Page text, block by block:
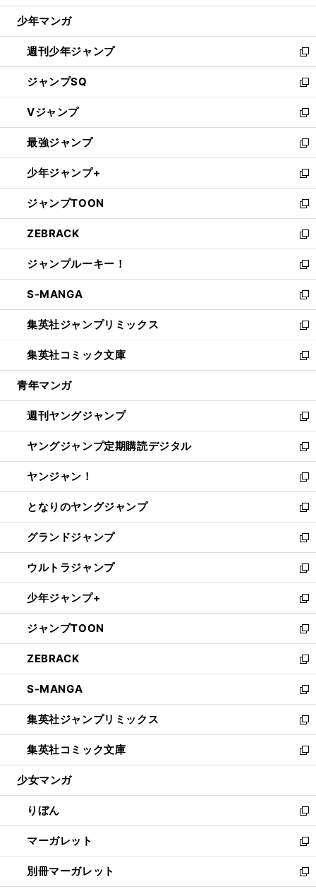
ウ
開
く
少年マンガ
週刊少年ジャンプ
新
し
い
ウ
ィ
ン
ド
ウ
で
開
く
ジャンプSQ
新
し
い
ウ
ィ
ン
ド
ウ
で
開
く
Vジャンプ
新
し
い
ウ
ィ
ン
ド
ウ
で
開
く
最強ジャンプ
新
し
い
ウ
ィ
ン
ド
ウ
で
開
く
少年ジャンプ+
新
し
い
ウ
ィ
ン
ド
ウ
で
開
く
ジャンプTOON
新
し
い
ウ
ィ
ン
ド
ウ
で
開
く
ZEBRACK
新
し
い
ウ
ィ
ン
ド
ウ
で
開
ジャンプルーキー！
新
し
い
ウ
ィ
ン
ド
ウ
開
く
S-MANGA
新
し
い
ウ
ィ
ン
ウ
で
開
く
集英社ジャンプリミックス
新
し
い
ウ
ン
ド
ウ
で
開
く
集英社コミック文庫
新
し
ウ
ィ
ン
ド
ウ
で
開
く
青年マンガ
週刊ヤングジャンプ
新
し
い
ウ
ィ
ン
ド
ウ
で
開
く
ヤングジャンプ定期購読デジタル
新
し
い
ウ
ィ
ン
ド
ウ
で
開
く
ヤンジャン！
新
し
い
ウ
ィ
ン
ド
ウ
で
開
く
となりのヤングジャンプ
新
し
い
ウ
ィ
ン
ド
ウ
で
開
く
グランドジャンプ
新
し
い
ウ
ィ
ン
ド
ウ
で
開
く
ウルトラジャンプ
新
し
い
ウ
ィ
ン
ド
ウ
で
開
く
少年ジャンプ+
新
し
い
ウ
ィ
ン
ド
ウ
で
開
く
ジャンプTOON
新
し
い
ウ
ィ
ン
ド
ウ
で
開
ZEBRACK
新
し
い
ウ
ィ
ン
ド
ウ
開
く
S-MANGA
新
し
い
ウ
ィ
ン
ウ
で
開
く
集英社ジャンプリミックス
新
し
い
ウ
ン
ド
ウ
で
開
く
集英社コミック文庫
新
し
ウ
ィ
ン
ド
ウ
で
開
少女マンガ
りぼん
新
し
い
ウ
ィ
マーガレット
新
し
い
別冊マーガレット
新